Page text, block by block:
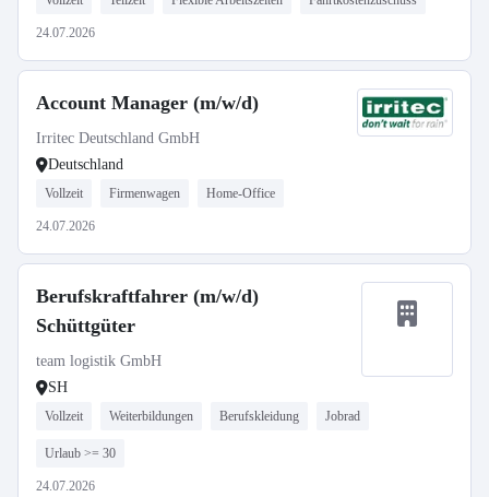
24.07.2026
Account Manager (m/w/d)
Irritec Deutschland GmbH
Deutschland
Vollzeit Firmenwagen Home-Office
24.07.2026
Berufskraftfahrer (m/w/d)
Schüttgüter
team logistik GmbH
SH
Vollzeit Weiterbildungen Berufskleidung Jobrad
Urlaub >= 30
24.07.2026